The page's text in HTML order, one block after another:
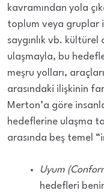
kavramından yola
toplum veya gruplar
saygınlık vb.
ulaşmayla, bu
meşru yolları,
arasındaki ilişkinin
Merton’a göre
hedeflerine ulaşma
arasında beş temel
Uyum
hedefleri